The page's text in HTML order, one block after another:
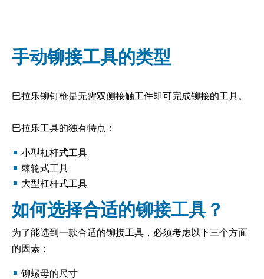
手动铆接工具的类型
巴拉乐铆钉枪是无需双侧接触工件即可完成铆接的工具。
巴拉乐工具的独有特点：
小型杠杆式‌工具
‌棘轮式‌工具
大型杠杆式‌工具
如何选择合适的铆接工具？
为了能选到一款合适的铆接工具，必须考虑以下三个方面
的因素：
铆螺母的尺寸